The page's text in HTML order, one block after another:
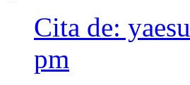
Cita de:
pm